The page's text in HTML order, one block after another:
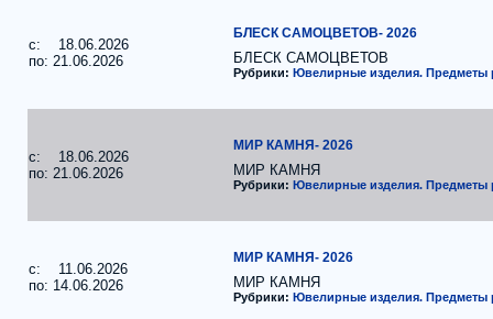
c: 18.06.2026
по: 21.06.2026
БЛЕСК САМОЦВЕТОВ- 2026
БЛЕСК САМОЦВЕТОВ
Рубрики: Ювелирные изделия. Предметы
c: 18.06.2026
по: 21.06.2026
МИР КАМНЯ- 2026
МИР КАМНЯ
Рубрики: Ювелирные изделия. Предметы
c: 11.06.2026
по: 14.06.2026
МИР КАМНЯ- 2026
МИР КАМНЯ
Рубрики: Ювелирные изделия. Предметы